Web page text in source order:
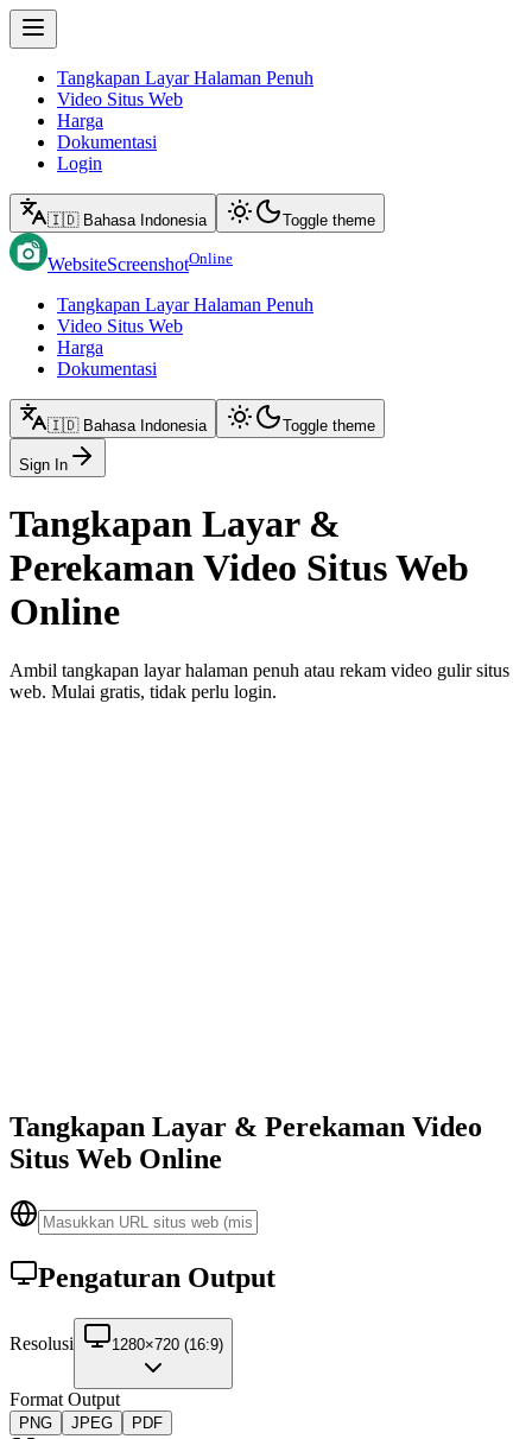
Tangkapan Layar Halaman Penuh
Video Situs Web
Harga
Dokumentasi
Login
🇮🇩 Bahasa Indonesia Toggle theme
WebsiteScreenshotOnline
Tangkapan Layar Halaman Penuh
Video Situs Web
Harga
Dokumentasi
🇮🇩 Bahasa Indonesia Toggle theme
Sign In
Tangkapan Layar &
Perekaman Video Situs Web
Online
Ambil tangkapan layar halaman penuh atau rekam video gulir situs
web. Mulai gratis, tidak perlu login.
Tangkapan Layar & Perekaman Video
Situs Web Online
Pengaturan Output
Resolusi 1280×720 (16:9)
Format Output
PNG JPEG PDF